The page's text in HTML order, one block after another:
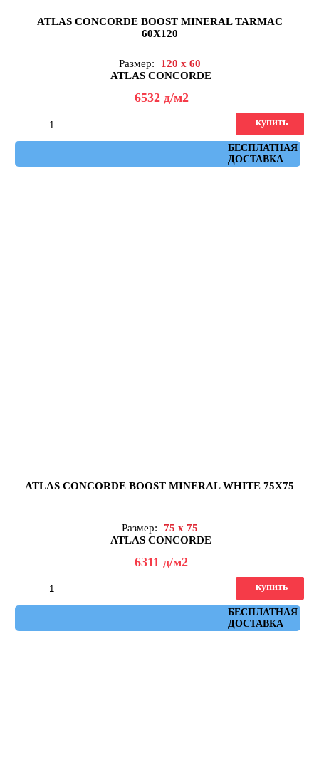
ATLAS CONCORDE BOOST MINERAL TARMAC
60X120
Размер:
120 x 60
ATLAS CONCORDE
6532 д/м2
БЕСПЛАТНАЯ
ДОСТАВКА
купить
ATLAS CONCORDE BOOST MINERAL WHITE 75X75
Размер:
75 x 75
ATLAS CONCORDE
6311 д/м2
БЕСПЛАТНАЯ
ДОСТАВКА
купить